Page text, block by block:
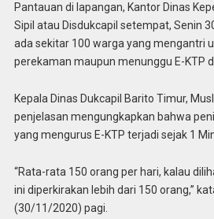
Pantauan di lapangan, Kantor Dinas
Sipil atau Disdukcapil setempat, Senin
ada sekitar 100 warga yang mengantri
perekaman maupun menunggu E-KTP
Kepala Dinas Dukcapil Barito Timur,
penjelasan mengungkapkan bahwa
yang mengurus E-KTP terjadi sejak 1
“Rata-rata 150 orang per hari, kalau
ini diperkirakan lebih dari 150 orang,”
(30/11/2020) pagi.